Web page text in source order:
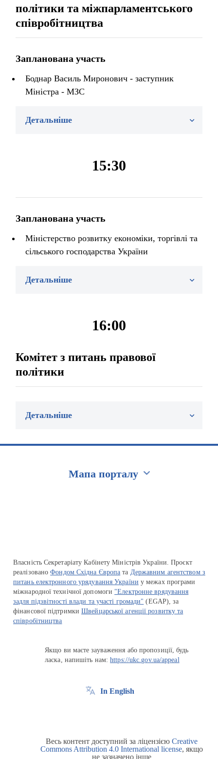
політики та міжпарламентського
співробітництва
Запланована участь
Боднар Василь Миронович - заступник
Міністра - МЗС
Детальніше
15:30
Запланована участь
Міністерство розвитку економіки, торгівлі та
сільського господарства України
Детальніше
16:00
Комітет з питань правової
політики
Детальніше
Мапа порталу
Власність Секретаріату Кабінету Міністрів України. Проєкт
реалізованоФондом Східна Європа та Державним агентством з
питань електронного урядування України у межах програми
міжнародної технічної допомоги "Електронне врядування
задля підзвітності влади та участі громади" (EGAP), за
фінансової підтримкиШвейцарської агенції розвитку та
співробітництва
Якщо ви маєте зауваження або пропозиції, будь
ласка, напишіть нам:https://ukc.gov.ua/appeal
In English
Весь контент доступний за ліцензією Creative
Commons Attribution 4.0 International license, якщо
не зазначено інше